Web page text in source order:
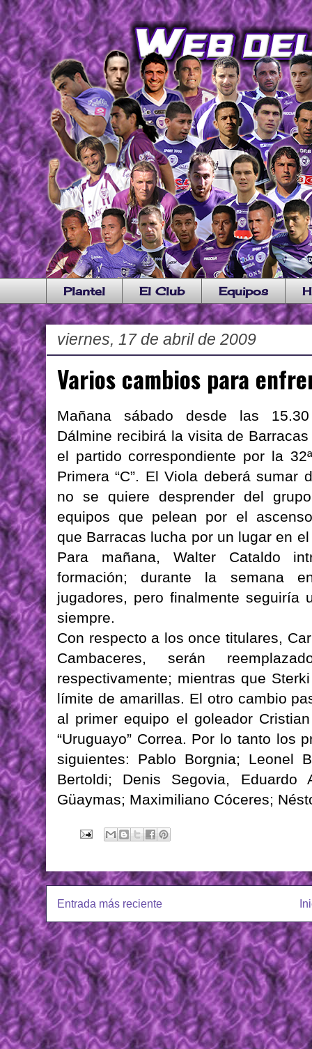
Plantel El Club Equipos
viernes, 17 de abril de 2009
Varios cambios para
Mañana sábado desde las
Dálmine recibirá la visita de
el partido correspondiente por la
Primera “C”. El Viola deberá sumar
no se quiere desprender del
equipos que pelean por el
que Barracas lucha por un lugar en
Para mañana, WalterCataldo
formación; durante la semana
jugadores, pero finalmente seguiría
siempre.
Con respecto a los once titulares,
Cambaceres, serán
respectivamente; mientras que Sterki
límite de amarillas. El otro cambio
al primer equipo el goleador Cristian
“Uruguayo” Correa. Por lo tanto los
siguientes: Pablo Borgnia; Leonel
Bertoldi; Denis Segovia, Eduardo
Güaymas; Maximiliano Cóceres;
Entrada más reciente